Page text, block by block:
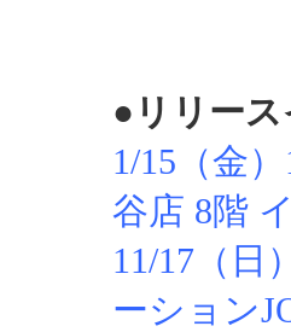
●リリー
1/15（金
谷店 8階
11/17（
ーション